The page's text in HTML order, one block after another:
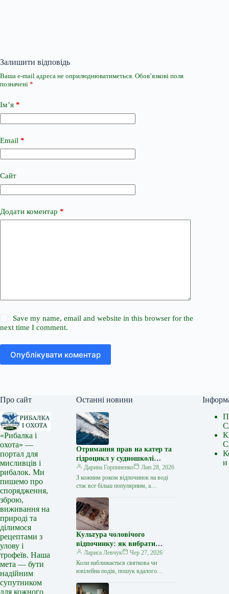
Залишити відповідь
Ваша e-mail адреса не оприлюднюватиметься. Обов’язкові поля
позначені *
Ім’я *
Email *
Сайт
Додати коментар *
Save my name, email and website in this browser for the
next time I comment.
Опублікувати коментар
Про сайт
«Рибалка і
охота» —
портал для
мисливців і
рибалок. Ми
пишемо про
спорядження,
зброю,
виживання на
природі та
ділимося
рецептами з
улову і
трофеїв. Наша
мета — бути
надійним
супутником
для кожного
Останні новини
Отримання прав на катер та
гідроцикл у судношколі
«Либідь-А»: від теорії до
іспиту
Дарина Горпиненко
Лип 28, 2026
З кожним роком відпочинок на воді
стає все більш популярним, а
чи гідроциклом відкриває нові
горизонти…
Культура чоловічого
відпочинку: як вибрати
стильний та корисний
подарунок
Лариса Левчук
Чер 27, 2026
Коли наближається святкова чи
ювілейна подія, пошук вдалого
близької людини нерідко
и